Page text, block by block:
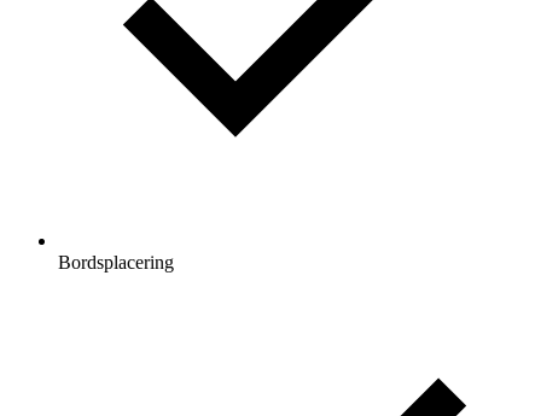
Bordsplacering